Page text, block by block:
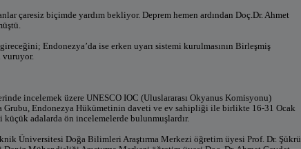
çaresiz biçimde yardım bekliyor. Deprem hemen ardından Doç.Dr. Ahmet
Endonezya’da ise erken uyarı sistemi kurulmasının Birleşmiş
vuruyor.
incelemek üzere UNESCO IOC (Uluslararası Okyanus Komisyonu)
Grubu, Endonezya Hükümetinin daveti ve ev sahipliği ile birlikte 16-31 Ocak
küçük adalarda ön incelemelerde bulunmuşlardır.
Üniversitesi Doğa Bilimleri Araştırma Merkezi öğretim üyesi Prof. Dr. Şükrü